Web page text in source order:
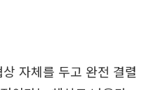
자체를 두고 완전 결렬